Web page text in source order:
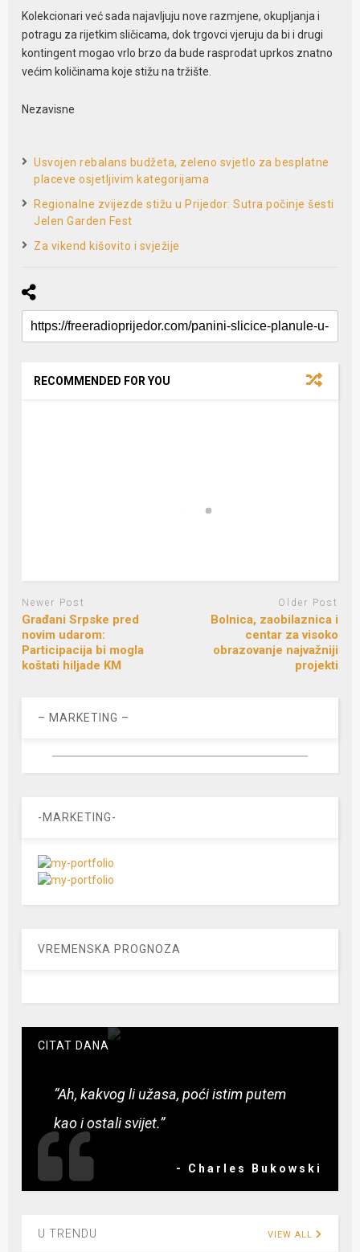
Kolekcionari već sada najavljuju nove razmjene, okupljanja i
potragu za rijetkim sličicama, dok trgovci vjeruju da bi i drugi
kontingent mogao vrlo brzo da bude rasprodat uprkos znatno
većim količinama koje stižu na tržište.
Nezavisne
Usvojen rebalans budžeta, zeleno svjetlo za besplatne
placeve osjetljivim kategorijama
Regionalne zvijezde stižu u Prijedor: Sutra počinje šesti
Jelen Garden Fest
Za vikend kišovito i svježije
RECOMMENDED FOR YOU
Newer Post
Građani Srpske pred
novim udarom:
Participacija bi mogla
koštati hiljade KM
Older Post
Bolnica, zaobilaznica i
centar za visoko
obrazovanje najvažniji
projekti
– MARKETING –
-MARKETING-
VREMENSKA PROGNOZA
CITAT DANA
“Ah, kakvog li užasa, poći istim putem
kao i ostali svijet.”
- Charles Bukowski
U TRENDU VIEW ALL